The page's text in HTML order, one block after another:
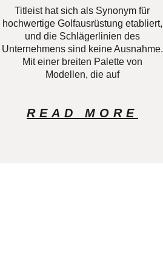
Titleist hat sich als Synonym für
hochwertige Golfausrüstung etabliert,
und die Schlägerlinien des
Unternehmens sind keine Ausnahme.
Mit einer breiten Palette von
Modellen, die auf
READ MORE